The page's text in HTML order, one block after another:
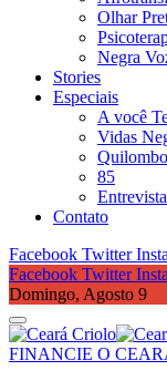
Olhar
Negra
Stories
Especiais
A você
Vidas
85
Contato
Facebook Twitter
Facebook Twitter
Domingo, Agosto 9
FINANCIE O